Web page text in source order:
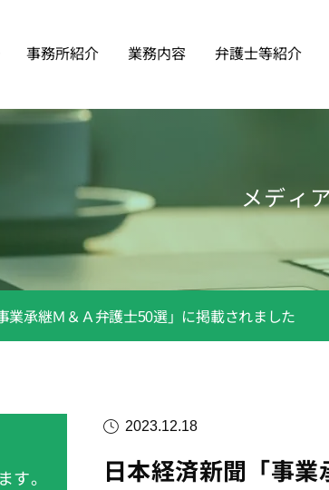
事務所紹介 業務内容 弁護士等紹介
メディ
業承継Ｍ＆Ａ弁護士50選」に掲載されました
2023.12.18
日本経済新聞「事
す。